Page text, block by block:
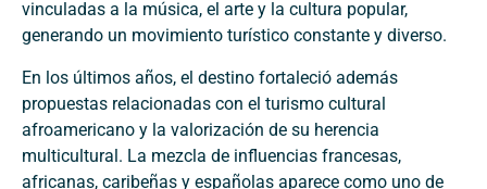
vinculadas a la música, el arte y la cultura popular,
generando un movimiento turístico constante y diverso.
En los últimos años, el destino fortaleció además
propuestas relacionadas con el turismo cultural
afroamericano y la valorización de su herencia
multicultural. La mezcla de influencias francesas,
africanas, caribeñas y españolas aparece como uno de